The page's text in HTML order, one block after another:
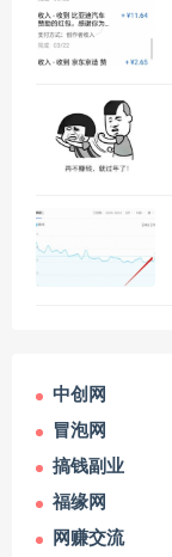
中创网
冒泡网
搞钱副业
福缘网
网赚交流